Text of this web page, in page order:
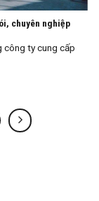
chuyên nghiệp
công ty cung cấp